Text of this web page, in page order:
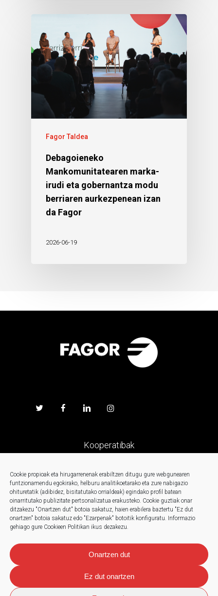
Cookie propioak eta hirugarrenenak erabiltzen ditugu gure webgunearen
funtzionamendu egokirako, helburu analitikoetarako eta zure nabigazio
ohituretatik (adibidez, bisitatutako orrialdeak) egindako profil batean
oinarritutako publizitate pertsonalizatua erakusteko. Cookie guztiak onar
ditzakezu "Onartzen dut" botoia sakatuz, haien erabilera baztertu "Ez dut
onartzen" botoia sakatuz edo "Ezarpenak" botoitik konfiguratu. Informazio
gehiago gure Cookieen Politikan ikus dezakezu.
Onartzen dut
Ez dut onartzen
Fagor Taldea
Debagoieneko
Mankomunitatearen marka-
irudi eta gobernantza modu
berriaren aurkezpenean izan
da Fagor
2026-06-19
Kooperatibak
Prentsa
Kontaktua
Berriak